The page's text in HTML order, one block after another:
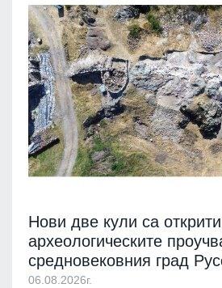
Нови две кули са
археологическите
средновековния град
06.08.2026г.